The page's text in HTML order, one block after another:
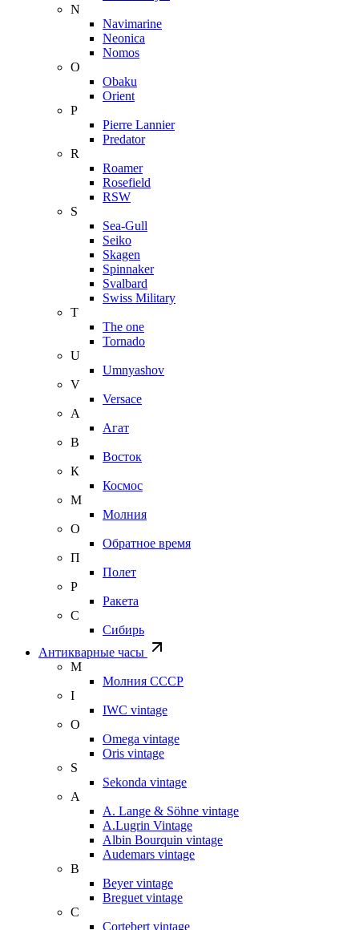
N
Navimarine
Neonica
Nomos
O
Obaku
Orient
P
Pierre Lannier
Predator
R
Roamer
Rosefield
RSW
S
Sea-Gull
Seiko
Skagen
Spinnaker
Svalbard
Swiss Military
T
The one
Tornado
U
Umnyashov
V
Versace
А
Агат
В
Восток
К
Космос
М
Молния
О
Обратное время
П
Полет
Р
Ракета
С
Сибирь
Антикварные часы
М
Молния СССР
I
IWC vintage
O
Omega vintage
Oris vintage
S
Sekonda vintage
A
A. Lange & Söhne vintage
A.Lugrin Vintage
Albin Bourquin vintage
Audemars vintage
B
Beyer vintage
Breguet vintage
C
Cortebert vintage